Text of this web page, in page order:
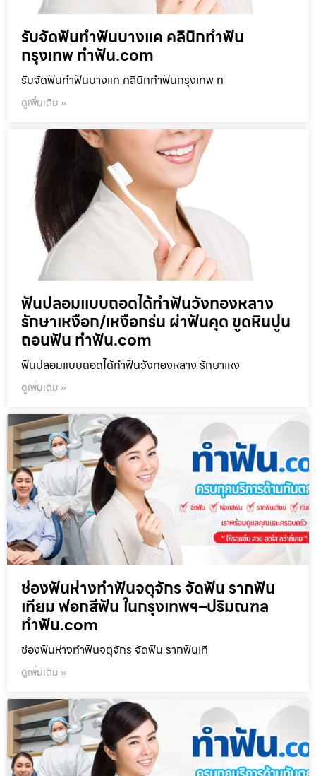
รับจัดฟันทำฟันบางแค คลินิกทำฟัน
กรุงเทพ ทำฟัน.com
รับจัดฟันทำฟันบางแค คลินิกทำฟันกรุงเทพ ท
ดูเพิ่มเติม »
ฟันปลอมแบบถอดได้ทำฟันวังทองหลาง
รักษาเหงือก/เหงือกร่น ผ่าฟันคุด ขูดหินปูน
ถอนฟัน ทำฟัน.com
ฟันปลอมแบบถอดได้ทำฟันวังทองหลาง รักษาเหง
ดูเพิ่มเติม »
ช่องฟันห่างทำฟันจตุจักร จัดฟัน รากฟัน
เทียม ฟอกสีฟัน ในกรุงเทพฯ–ปริมณฑล
ทำฟัน.com
ช่องฟันห่างทำฟันจตุจักร จัดฟัน รากฟันเที
ดูเพิ่มเติม »